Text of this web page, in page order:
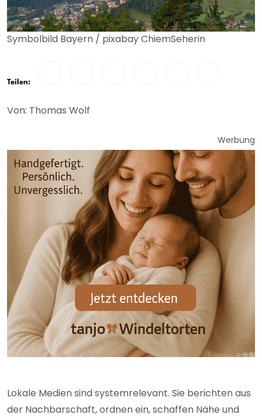
Symbolbild Bayern / pixabay ChiemSeherin
Teilen:
Von: Thomas Wolf
Werbung
Lokale Medien sind systemrelevant. Sie berichten aus
der Nachbarschaft, ordnen ein, schaffen Nähe und